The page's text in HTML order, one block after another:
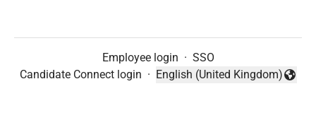
Employee login · SSO
Candidate Connect login ·
Change language
English (United Kingdom)